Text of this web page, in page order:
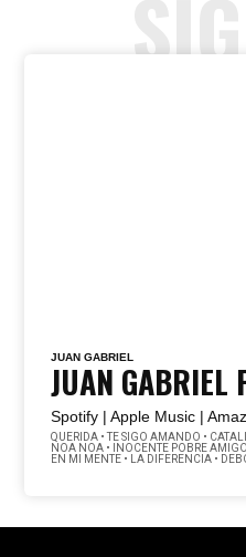
JUAN GABRIEL
JUAN GABRIEL
Spotify |Apple Music |
QUERIDA • TE SIGO AMANDO •
NOA NOA • INOCENTE POBRE
EN MI MENTE • LA DIFERENCIA •